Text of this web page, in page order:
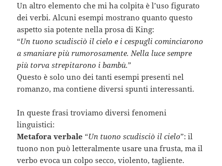
Un altro elemento che mi ha colpita è l’uso figurato
dei verbi. Alcuni esempi mostrano quanto questo
aspetto sia potente nella prosa di King:
“Un tuono scudisciò il cielo e i cespugli cominciarono
a smaniare più rumorosamente. Nella luce sempre
più torva strepitarono i bambù.”
Questo è solo uno dei tanti esempi presenti nel
romanzo, ma contiene diversi spunti interessanti.
In queste frasi troviamo diversi fenomeni
linguistici:
Metafora verbale “Un tuono scudisciò il cielo”: il
tuono non può letteralmente usare una frusta, ma il
verbo evoca un colpo secco, violento, tagliente.